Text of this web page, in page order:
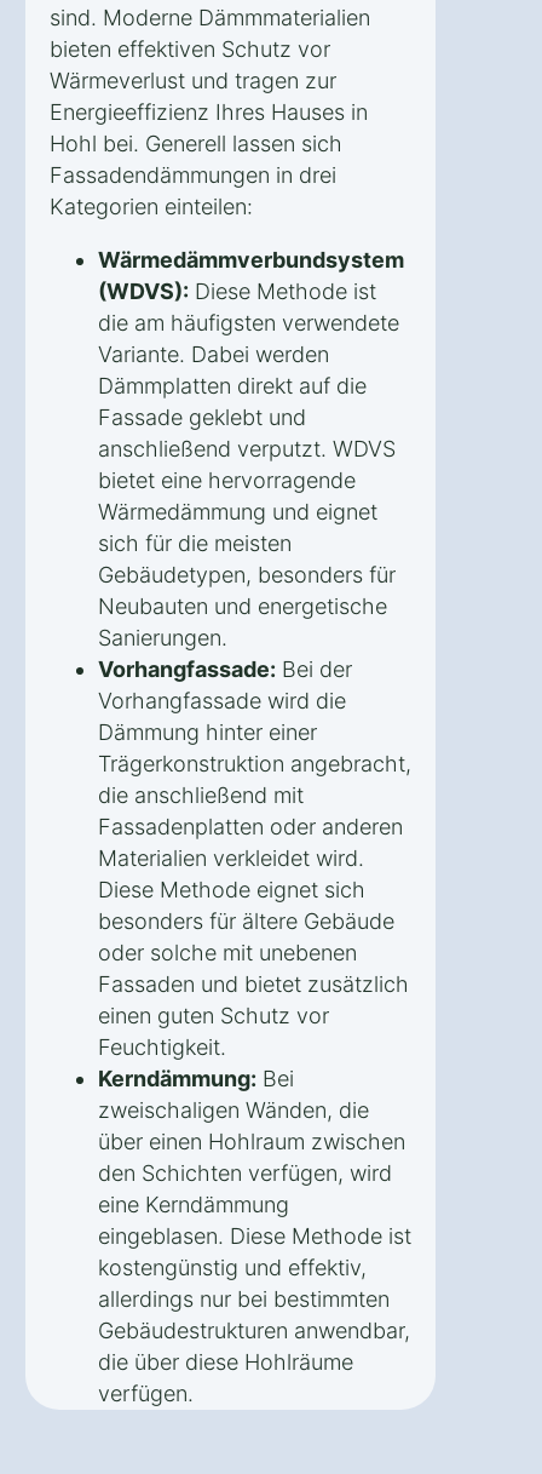
sind. Moderne Dämmmaterialien
bieten effektiven Schutz vor
Wärmeverlust und tragen zur
Energieeffizienz Ihres Hauses in
Hohl bei. Generell lassen sich
Fassadendämmungen in drei
Kategorien einteilen:
Wärmedämmverbundsystem
(WDVS): Diese Methode ist
die am häufigsten verwendete
Variante. Dabei werden
Dämmplatten direkt auf die
Fassade geklebt und
anschließend verputzt. WDVS
bietet eine hervorragende
Wärmedämmung und eignet
sich für die meisten
Gebäudetypen, besonders für
Neubauten und energetische
Sanierungen.
Vorhangfassade: Bei der
Vorhangfassade wird die
Dämmung hinter einer
Trägerkonstruktion angebracht,
die anschließend mit
Fassadenplatten oder anderen
Materialien verkleidet wird.
Diese Methode eignet sich
besonders für ältere Gebäude
oder solche mit unebenen
Fassaden und bietet zusätzlich
einen guten Schutz vor
Feuchtigkeit.
Kerndämmung: Bei
zweischaligen Wänden, die
über einen Hohlraum zwischen
den Schichten verfügen, wird
eine Kerndämmung
eingeblasen. Diese Methode ist
kostengünstig und effektiv,
allerdings nur bei bestimmten
Gebäudestrukturen anwendbar,
die über diese Hohlräume
verfügen.